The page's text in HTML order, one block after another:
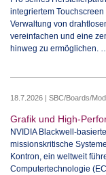
integriertem
Verwaltung von
vereinfachen und eine
hinweg zu ermöglichen.
18.7.2026 | SBC/Boards/
Grafik und High-
NVIDIA Blackwell-
missionskritische Systeme
Kontron, ein weltweit
Computertechnologie